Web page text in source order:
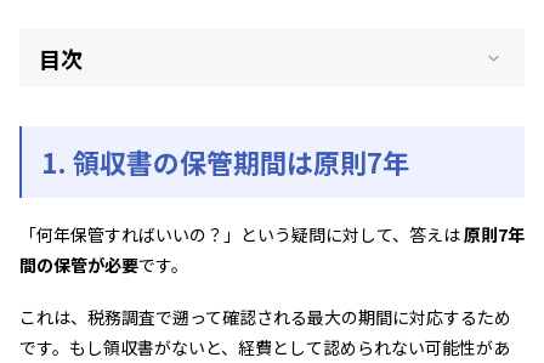
目次
1. 領収書の保管期間は原則7年
「何年保管すればいいの？」という疑問に対して、答えは原則7年
間の保管が必要です。
これは、税務調査で遡って確認される最大の期間に対応するため
です。もし領収書がないと、経費として認められない可能性があ